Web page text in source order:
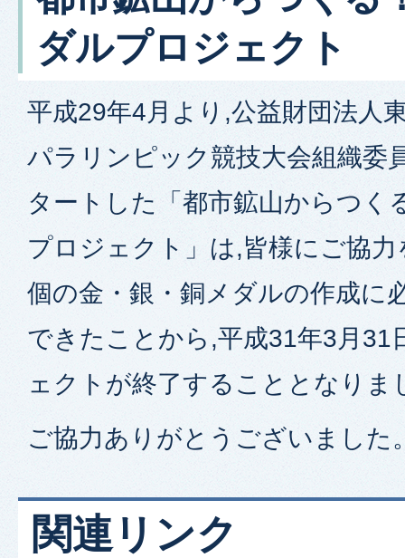
ダルプロジェクト
平成29年4月より,公益財団法人
パラリンピック競技大会組織委
タートした「都市鉱山からつく
プロジェクト」は,皆様にご協
個の金・銀・銅メダルの作成に
できたことから,平成31年3月31
ェクトが終了することとなりま
ご協力ありがとうございました
関連リンク